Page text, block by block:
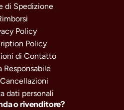
di Spedizione
Policy
Policy
di Contatto
Responsabile
dati personali
o rivenditore?